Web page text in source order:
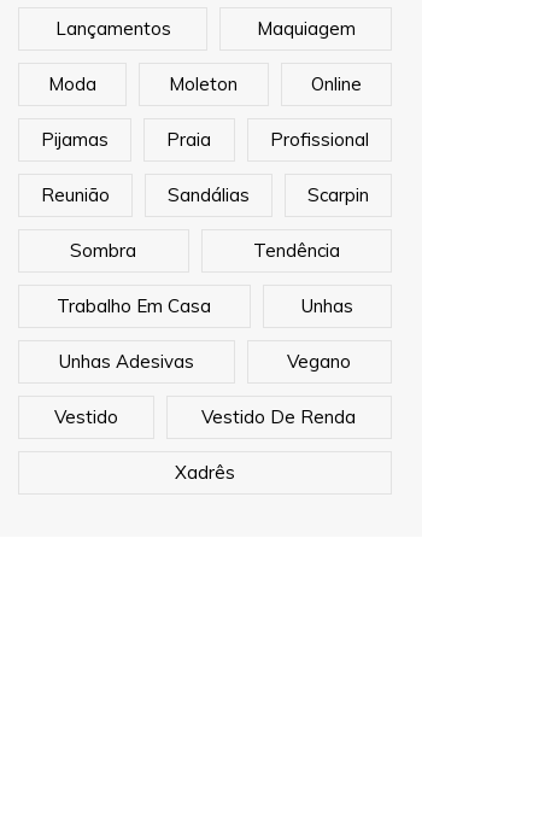
Lançamentos Maquiagem
Moda Moleton Online
Pijamas Praia Profissional
Reunião Sandálias Scarpin
Sombra Tendência
Trabalho Em Casa Unhas
Unhas Adesivas Vegano
Vestido Vestido De Renda
Xadrês